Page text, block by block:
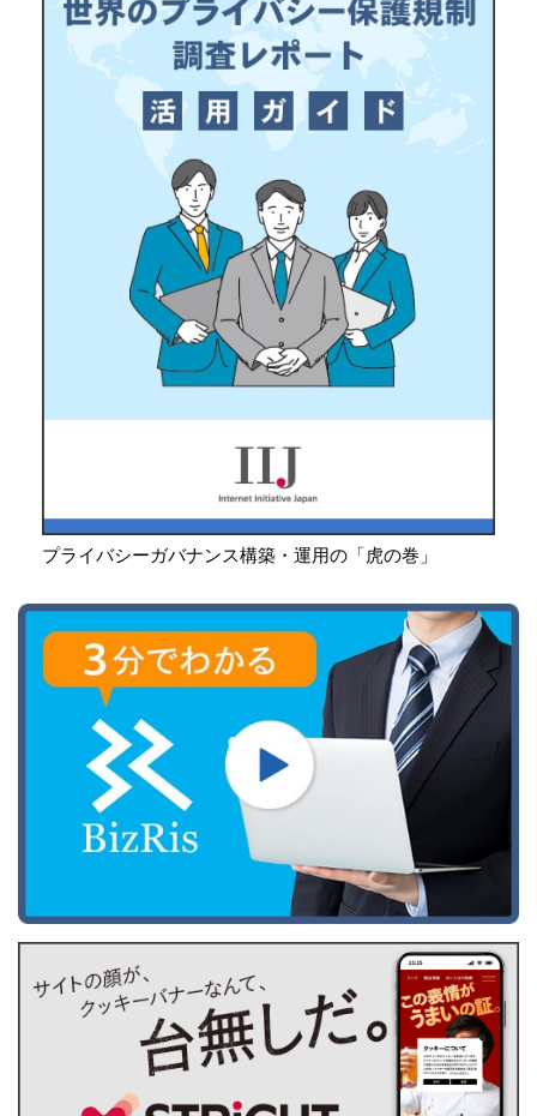
プライバシーガバナンス構築・運用の「虎の巻」